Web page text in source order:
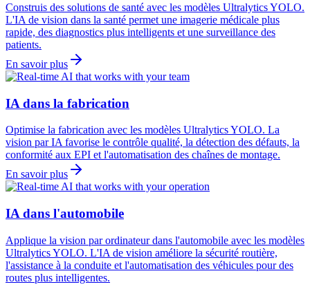
Construis des solutions de santé avec les modèles Ultralytics YOLO.
L'IA de vision dans la santé permet une imagerie médicale plus
rapide, des diagnostics plus intelligents et une surveillance des
patients.
En savoir plus
IA dans la fabrication
Optimise la fabrication avec les modèles Ultralytics YOLO. La
vision par IA favorise le contrôle qualité, la détection des défauts, la
conformité aux EPI et l'automatisation des chaînes de montage.
En savoir plus
IA dans l'automobile
Applique la vision par ordinateur dans l'automobile avec les modèles
Ultralytics YOLO. L'IA de vision améliore la sécurité routière,
l'assistance à la conduite et l'automatisation des véhicules pour des
routes plus intelligentes.